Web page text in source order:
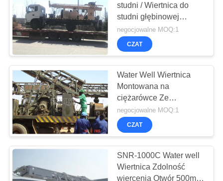
KONTROLA
JAKOŚCI
SKONTAKTUJ
SIĘ
NAMI
POROZMAWIAJ
TERAZ
Core Drilling Rig
Sprzęt CFA
studni / Wiertnica do
studni głębinowej
Wiertnica hydrauliczna /
Maszyna do wiercenia
otworów
negocjowalne MOQ:1
CZAT
Water Well Wiertnica
Montowana na
ciężarówce Ze
wszystkimi narzędziami
wiertniczymi
negocjowalne MOQ:1
CZAT
SNR-1000C Water well
Wiertnica Zdolność
wiercenia Otwór 500mm